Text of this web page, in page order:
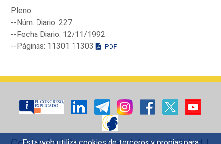
Pleno
--Núm. Diario: 227
--Fecha Diario: 12/11/1992
--Páginas: 11301 11303
PDF